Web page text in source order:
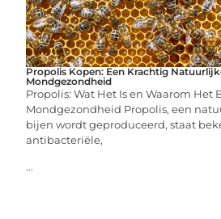
Propolis Kopen: Een Krachtig
Mondgezondheid
Propolis: Wat Het Is en Waarom Het
Mondgezondheid Propolis, een
bijen wordt geproduceerd, staat
antibacteriële,
...